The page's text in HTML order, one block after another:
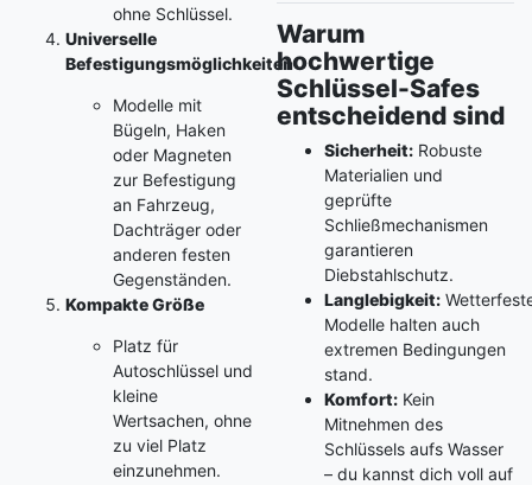
ohne Schlüssel.
Universelle
Befestigungsmöglichkeiten
Modelle mit
Bügeln, Haken
oder Magneten
zur Befestigung
an Fahrzeug,
Dachträger oder
anderen festen
Gegenständen.
Kompakte Größe
Platz für
Autoschlüssel und
kleine
Wertsachen, ohne
zu viel Platz
einzunehmen.
Warum
hochwertige
Schlüssel-Safes
entscheidend sind
Sicherheit:Robuste
Materialien und
geprüfte
Schließmechanismen
garantieren
Diebstahlschutz.
Langlebigkeit:
Modelle halten auch
extremen Bedingungen
stand.
Komfort:Kein
Mitnehmen des
Schlüssels aufs Wasser
– du kannst dich voll auf